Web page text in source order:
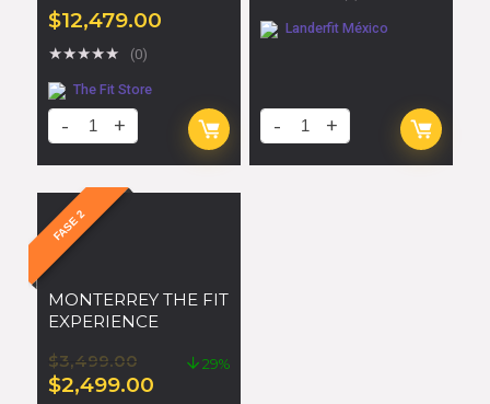
$12,479.00
★★★★★ (0)
The Fit Store
Landerfit México
FASE 2
MONTERREY THE FIT
EXPERIENCE
$3,499.00
$2,499.00
29%